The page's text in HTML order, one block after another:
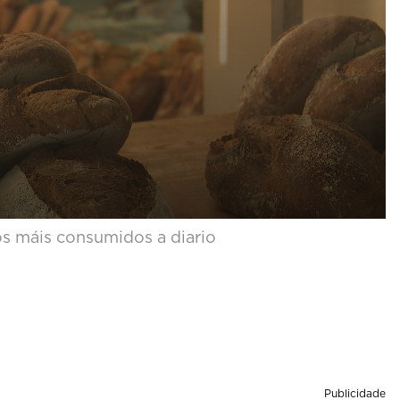
máis consumidos a diario
Publicidade